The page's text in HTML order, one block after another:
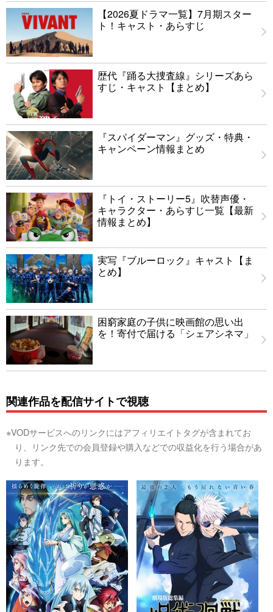
【2026夏ドラマ一覧】7月期スター
ト！キャスト・あらすじ
歴代『踊る大捜査線』シリーズあら
すじ・キャスト【まとめ】
『スパイダーマン』グッズ・特典・
キャンペーン情報まとめ
『トイ・ストーリー5』吹替声優・
キャラクター・あらすじ一覧【最新
情報まとめ】
実写『ブルーロック』キャスト【ま
とめ】
困窮家庭の子供に映画館の思い出
を！寄付で届ける「シェアシネマ」
関連作品を配信サイトで視聴
※VODサービスへのリンクにはアフィリエイトタグが含まれてお
り、リンク先での会員登録や購入などでの収益化を行う場合があ
ります。